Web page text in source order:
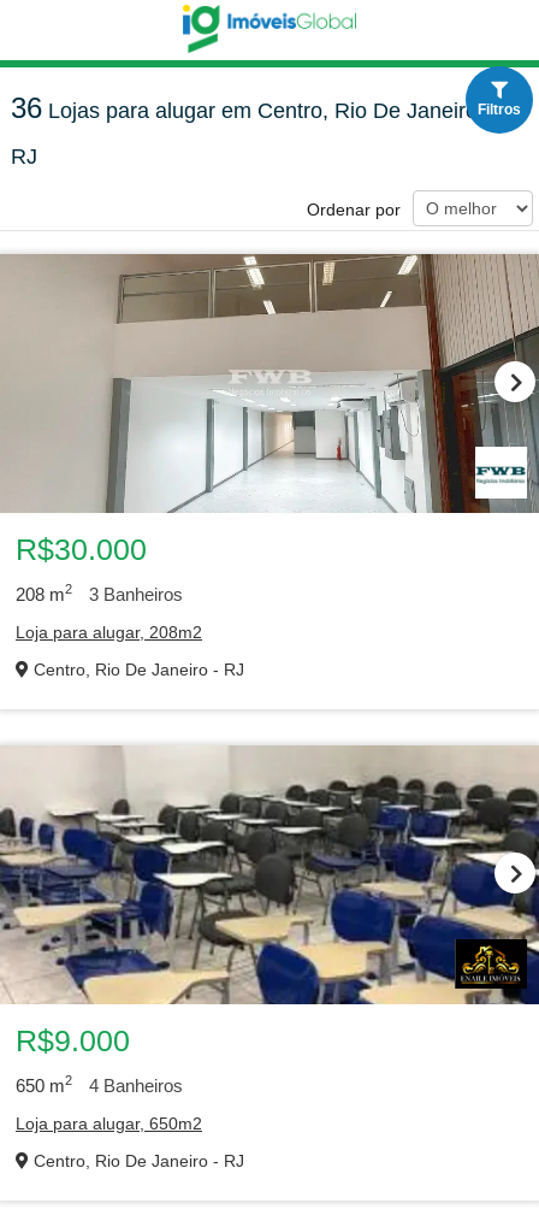
36Lojas para alugar em Centro, Rio De Janeiro -
RJ
Ordenar por
R$30.000
208 m2 3 Banheiros
Loja para alugar, 208m2
Centro, Rio De Janeiro - RJ
R$9.000
650 m2 4 Banheiros
Loja para alugar, 650m2
Centro, Rio De Janeiro - RJ
Filtros